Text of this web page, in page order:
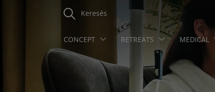
Keresés
CONCEPT RETREATS MEDICAL